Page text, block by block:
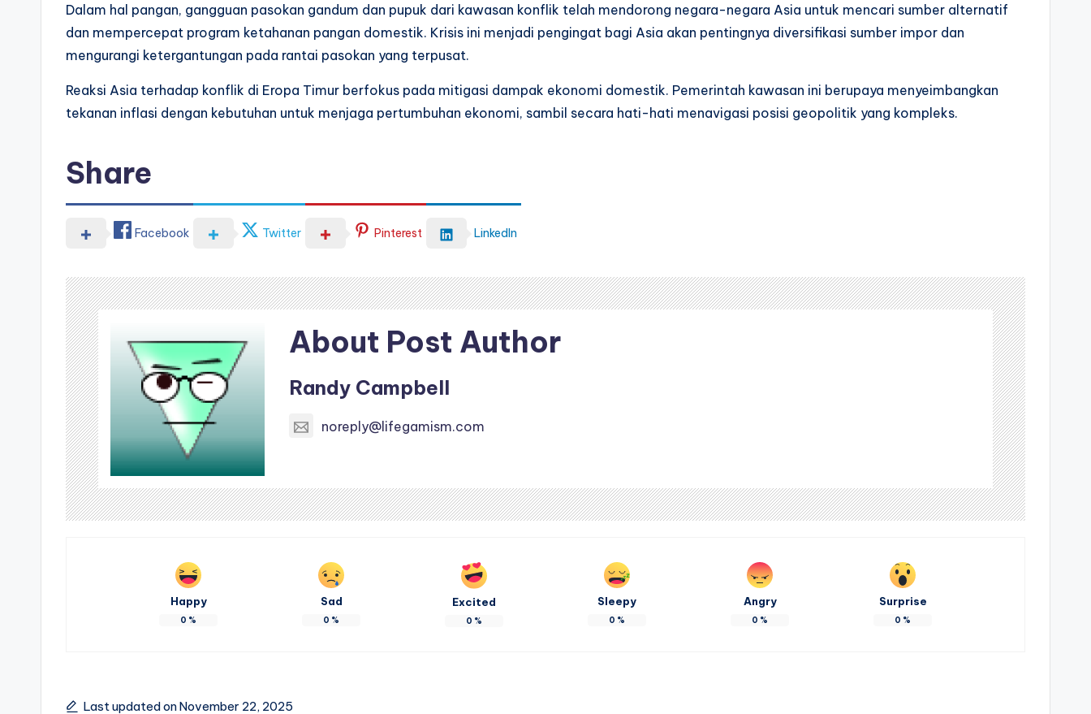
Dalam hal pangan, gangguan pasokan gandum dan pupuk dari kawasan konflik telah mendorong negara-negara Asia untuk mencari sumber alternatif
dan mempercepat program ketahanan pangan domestik. Krisis ini menjadi pengingat bagi Asia akan pentingnya diversifikasi sumber impor dan
mengurangi ketergantungan pada rantai pasokan yang terpusat.
Reaksi Asia terhadap konflik di Eropa Timur berfokus pada mitigasi dampak ekonomi domestik. Pemerintah kawasan ini berupaya menyeimbangkan
tekanan inflasi dengan kebutuhan untuk menjaga pertumbuhan ekonomi, sambil secara hati-hati menavigasi posisi geopolitik yang kompleks.
Share
Facebook Twitter Pinterest LinkedIn
About Post Author
Randy Campbell
noreply@lifegamism.com
Happy
0 %
Sad
0 %
Excited
0 %
Sleepy
0 %
Angry
0 %
Surprise
0 %
Last updated on November 22, 2025